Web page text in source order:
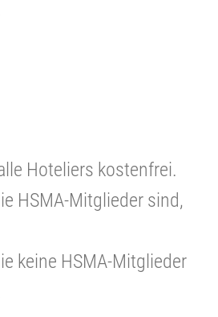
Hoteliers kostenfrei.
HSMA-Mitglieder sind,
keine HSMA-Mitglieder